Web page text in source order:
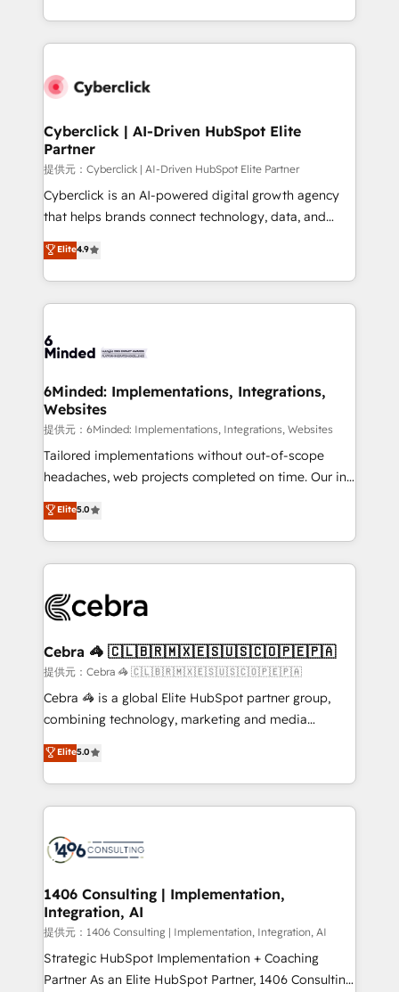
America. From casual user to super fan: make
Canada, we’ve delivered thousands of successful
HubSpot projects for mid-market and enterprise
combine HubSpot, data, and AI to design connected
and technology for predictable, scalable revenue
growth. Our expertise spans RevOps, CRM and data
architecture, AI enablement, and strategic marketing,
delivered through our proprietary FLAIR framework
for responsible AI adoption. As a HubSpot Elite
we blend strategy, creativity, and technology to help
organisations scale smarter and grow stronger.
Cyberclick | AI-Driven HubSpot Elite
Partner
提供元：Cyberclick | AI-Driven HubSpot Elite Partner
Cyberclick is an AI-powered digital growth agency
that helps brands connect technology, data, and
creativity to achieve measurable results. Founded in
Barcelona and operating across Spain, LATAM, and
the UK, we support global companies in building
smarter marketing, sales, and customer success
Iberia (Spain & Portugal), we combine human insight
growth. Our multidisciplinary team designs solutions
that simplify complexity, boost performance, and
turn innovation into real impact. 🌍 Highlights •
HubSpot Partner since 2012 • 2022 EMEA Impact
Award: Best Integration • 150+ successful HubSpot
technology for integrations • Multilingual team:
English, Spanish, Portuguese & Italian 👉 Grow
Elite4.9
6Minded: Implementations, Integrations,
Websites
提供元：6Minded: Implementations, Integrations, Websites
Tailored implementations without out-of-scope
headaches, web projects completed on time. Our in-
house team of certified CRM architects, experts,
developers, designers, and marketers handles all
aspects of your HubSpot. ✨ 400+ global clients ✨
100+ seamless migrations from 15+ different CRMs
implementations, and 5,000+ pages ✨ CS: Clients
CS: 245% organic growth & +751% new visitors for a
full-funnel HubSpot project ✨ CS: 415% conversion
boost with a new HubSpot site Recognized leaders:
🏆 HubSpot Platform Migration Impact Award 🏆
Inbound Campaign of the Year 🏆 Gold AVA Digital
Award for Best Website 🌟 Accreditations: CRM
Elite5.0
Cebra 🦓 🇨🇱🇧🇷🇲🇽🇪🇸🇺🇸🇨🇴🇵🇪🇵🇦
提供元：Cebra 🦓 🇨🇱🇧🇷🇲🇽🇪🇸🇺🇸🇨🇴🇵🇪🇵🇦
Cebra 🦓 is a global Elite HubSpot partner group,
combining technology, marketing and media
expertise across Latin America and Southern
Europe, with teams across 7 countries. Born in Chile,
we combine local insight with international reach to
help businesses grow through technology, creativity,
500+ HubSpot implementations, building end-to-
inbound and loop marketing, content, and digital
creativity. Our multicultural team works in Spanish,
Portuguese, and English to design scalable strategies
that drive measurable growth. 🌎 Highlights: • 10+
years as a HubSpot partner. • 2023 Impact Awards:
Elite5.0
1406 Consulting | Implementation,
Integration, AI
提供元：1406 Consulting | Implementation, Integration, AI
Strategic HubSpot Implementation + Coaching
Partner As an Elite HubSpot Partner, 1406 Consulting